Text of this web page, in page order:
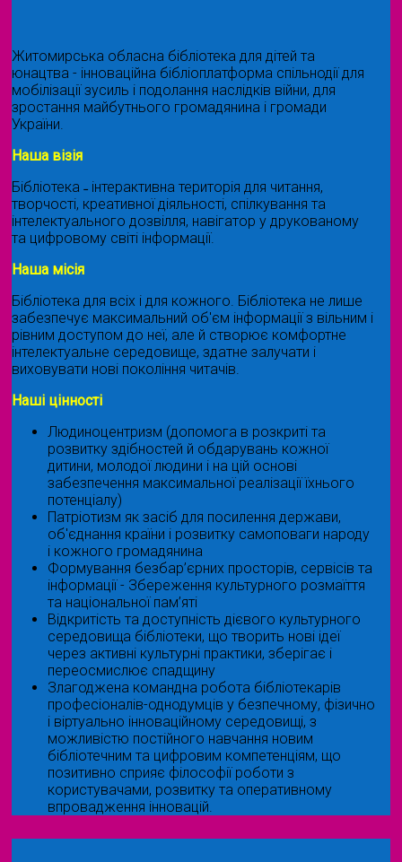
Житомирська обласна бібліотека для дітей та
юнацтва - інноваційна бібліоплатформа спільнодії для
мобілізації зусиль і подолання наслідків війни, для
зростання майбутнього громадянина і громади
України.
Наша візія
Бібліотека ˗ інтерактивна територія для читання,
творчості, креативної діяльності, спілкування та
інтелектуального дозвілля, навігатор у друкованому
та цифровому світі інформації.
Наша місія
Бібліотека для всіх і для кожного. Бібліотека не лише
забезпечує максимальний об'єм інформації з вільним і
рівним доступом до неї, але й створює комфортне
інтелектуальне середовище, здатне залучати і
виховувати нові покоління читачів.
Наші цінності
Людиноцентризм (допомога в розкриті та
розвитку здібностей й обдарувань кожної
дитини, молодої людини і на цій основі
забезпечення максимальної реалізації їхнього
потенціалу)
Патріотизм як засіб для посилення держави,
об'єднання країни і розвитку самоповаги народу
і кожного громадянина
Формування безбар’єрних просторів, сервісів та
інформації - Збереження культурного розмаїття
та національної пам’яті
Відкритість та доступність дієвого культурного
середовища бібліотеки, що творить нові ідеї
через активні культурні практики, зберігає і
переосмислює спадщину
Злагоджена командна робота бібліотекарів
професіоналів-однодумців у безпечному, фізично
і віртуально інноваційному середовищі, з
можливістю постійного навчання новим
бібліотечним та цифровим компетенціям, що
позитивно сприяє філософії роботи з
користувачами, розвитку та оперативному
впровадження інновацій.